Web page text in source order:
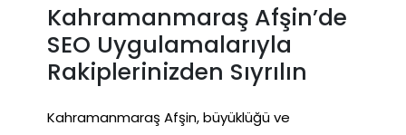
Kahramanmaraş Afşin’de
SEO Uygulamalarıyla
Rakiplerinizden Sıyrılın
Kahramanmaraş Afşin, büyüklüğü ve